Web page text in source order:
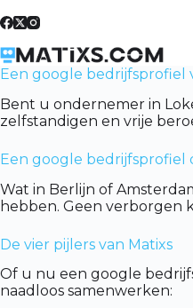
to
Een google bedrijfsprofiel
Bent u ondernemer in
zelfstandigen en vrije
Een google bedrijfsprofiel
Wat in Berlijn of
hebben. Geen verborgen
De vier pijlers van Matixs
Of u nu een google
naadloos samenwerken: